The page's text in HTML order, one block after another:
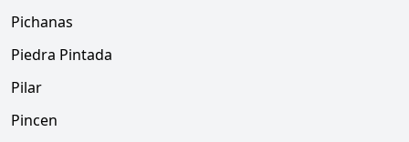
Pichanas
Piedra Pintada
Pilar
Pincen